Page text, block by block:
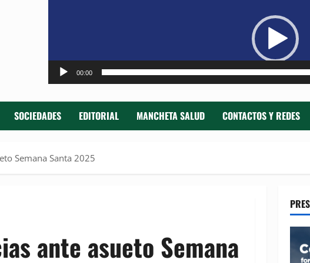
00:00
SOCIEDADES EDITORIAL MANCHETA SALUD CONTACTOS Y REDES
Semana Santa 2025
ante asueto Semana